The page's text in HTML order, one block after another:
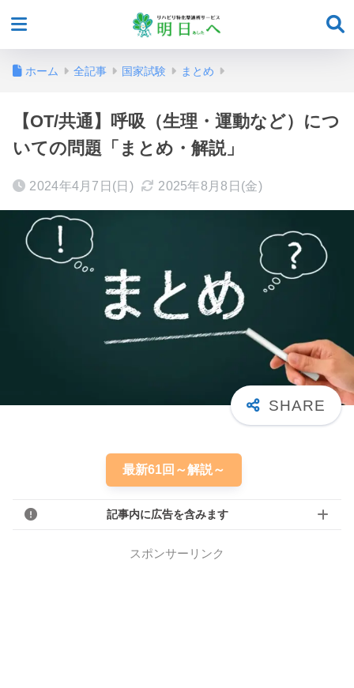
ホーム 全記事 国家試験 まとめ
【OT/共通】呼吸（生理・運動など）につ
いての問題「まとめ・解説」
2024年4月7日(日) 2025年8月8日(金)
最新61回～解説～
記事内に広告を含みます
スポンサーリンク